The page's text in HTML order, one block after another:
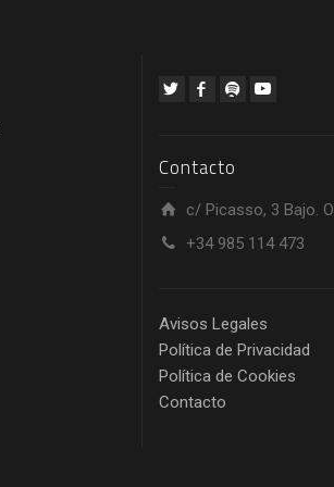
Contacto
c/ Picasso, 3 Bajo.
+34 985 114 473
Avisos Legales
Política de Privacidad
Política de Cookies
Contacto